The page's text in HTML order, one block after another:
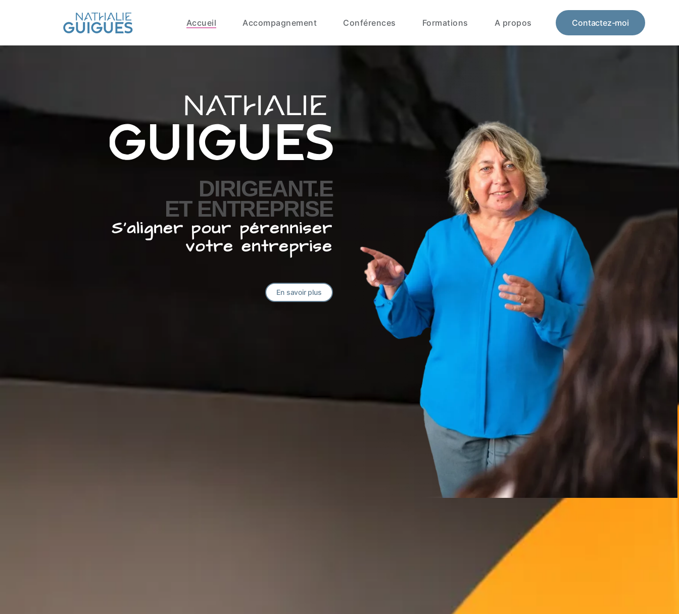
Accueil Accompagnement Conférences Formations A propos Contactez-moi
DIRIGEANT.E
ET ENTREPRISE
S’aligner pour pérenniser
votre entreprise
En savoir plus